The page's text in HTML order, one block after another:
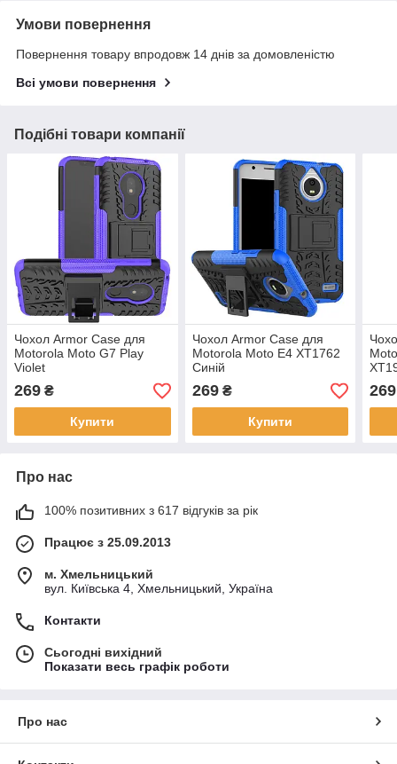
Умови повернення
Повернення товару впродовж 14 днів за домовленістю
Всі умови повернення
Подібні товари компанії
Чохол Armor Case для
Motorola Moto G7 Play
Violet
269 ₴
Купити
Чохол Armor Case для
Motorola Moto E4 XT1762
Синій
269₴
Купити
269
Про нас
100% позитивних з 617 відгуків за рік
Працює з 25.09.2013
м. Хмельницький
вул. Київська 4, Хмельницький, Україна
Контакти
Сьогодні вихідний
Показати весь графік роботи
Про нас